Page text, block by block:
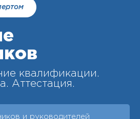
квалификации.
Аттестация.
и руководителей